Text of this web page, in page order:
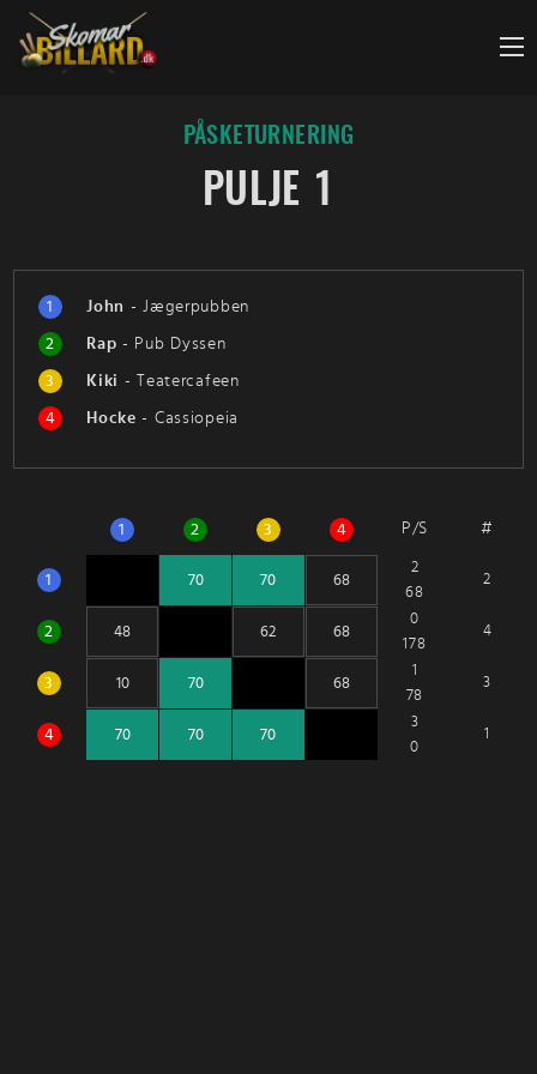
Fortsæt
indhold
PÅSKETURNERING
PULJE 1
1 John -Jægerpubben
2
Rap - Pub Dyssen
3
Kiki -Teatercafeen
4
Hocke - Cassiopeia
1 2 3 4 P/S #
1
2
68
2
2
0
178
4
3
1
78
3
4
3
0
1